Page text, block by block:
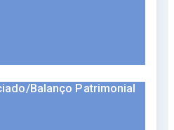
Balanço Patrimonial